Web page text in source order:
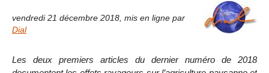
vendredi 21 décembre 2018 mis en ligne par
Dial
Les deux premiers articles du dernier numéro de 2018